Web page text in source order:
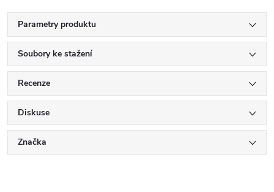
Parametry produktu
Soubory ke stažení
Recenze
Diskuse
Značka